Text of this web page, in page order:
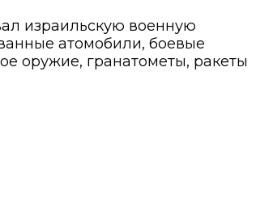
израильскую военную
атомобили, боевые
оружие, гранатометы, ракеты